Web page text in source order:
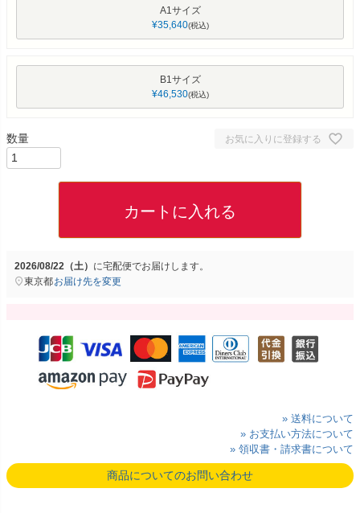
A1サイズ
¥35,640 税込
B1サイズ
¥46,530 税込
お気に入りに登録する
カートに入れる
2026/08/22（土） に宅配便でお届けします。
東京都お届け先を変更
» 送料について
» お支払い方法について
» 領収書・請求書について
商品についてのお問い合わせ